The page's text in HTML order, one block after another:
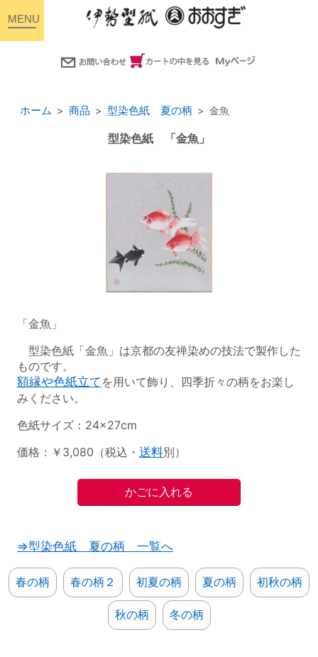
ホーム 商品 型染色紙 夏の柄 金魚
型染色紙 「金魚」
「金魚」
型染色紙「金魚」は京都の友禅染めの技法で製作した
ものです。
額縁や色紙立て を用いて飾り、四季折々の柄をお楽し
みください。
色紙サイズ：24×27cm
価格：￥3,080（税込・ 送料別）
⇒型染色紙 夏の柄 一覧へ
春の柄 春の柄２ 初夏の柄 夏の柄 初秋の柄
秋の柄 冬の柄
toggle
navigation